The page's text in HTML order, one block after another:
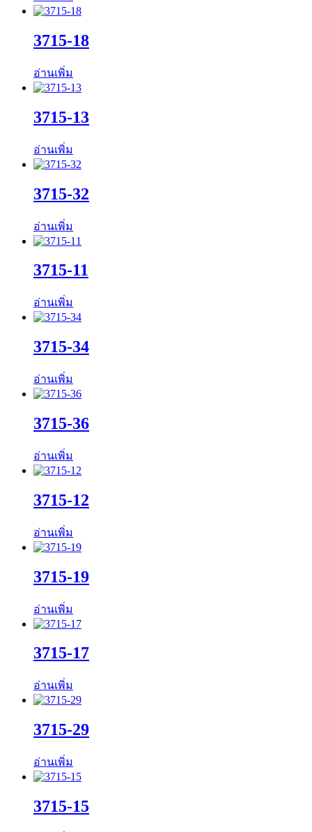
3715-18
อ่านเพิ่ม
3715-13
อ่านเพิ่ม
3715-32
อ่านเพิ่ม
3715-11
อ่านเพิ่ม
3715-34
อ่านเพิ่ม
3715-36
อ่านเพิ่ม
3715-12
อ่านเพิ่ม
3715-19
อ่านเพิ่ม
3715-17
อ่านเพิ่ม
3715-29
อ่านเพิ่ม
3715-15